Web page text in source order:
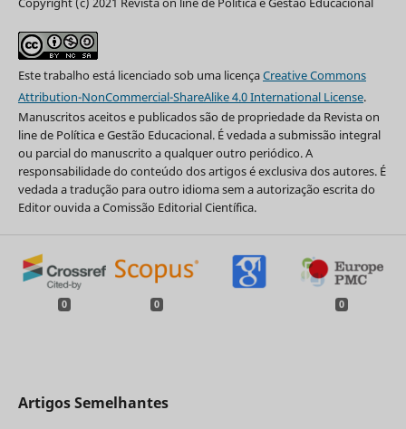
Este trabalho está licenciado sob uma licençaCreative Commons
Attribution-NonCommercial-ShareAlike 4.0 International License.
Manuscritos aceitos e publicados são de propriedade da Revista on
line de Política e Gestão Educacional. É vedada a submissão integral
ou parcial do manuscrito a qualquer outro periódico. A
responsabilidade do conteúdo dos artigos é exclusiva dos autores. É
vedada a tradução para outro idioma sem a autorização escrita do
Editor ouvida a Comissão Editorial Científica.
0 0 0
Artigos Semelhantes